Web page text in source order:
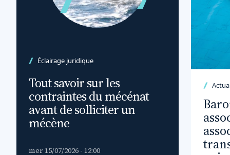
Éclairage juridique
Tout savoir sur les
contraintes du mécénat
avant de solliciter un
mécène
mer 15/07/2026 - 12:00